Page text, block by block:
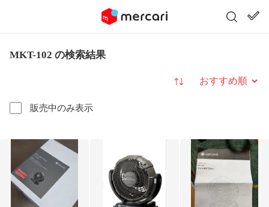
MKT-102 の検索結果
販売中のみ表示
並び替え